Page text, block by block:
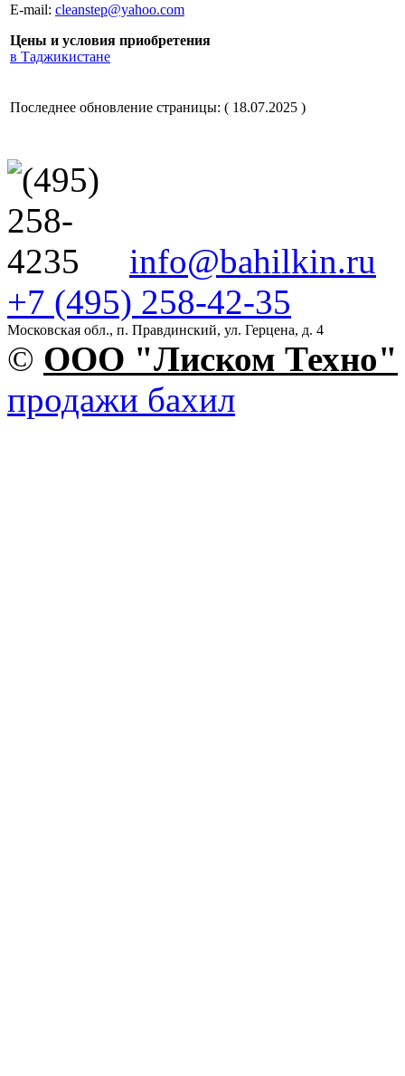
E-mail: cleanstep@yahoo.com
Цены и условия приобретения
в Таджикистане
Последнее обновление страницы: ( 18.07.2025 )
info@bahilkin.ru
+7 (495) 258-42-35
Московская обл., п. Правдинский, ул. Герцена, д. 4
© OOO "Лиском Техно"
продажи бахил